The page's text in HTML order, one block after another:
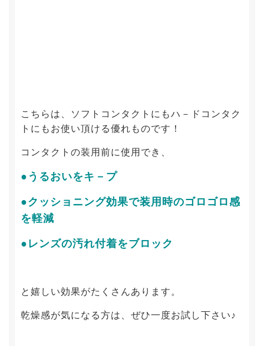
こちらは、ソフトコンタクトにもハ－ドコンタク
トにもお使い頂ける優れものです！
コンタクトの装用前に使用でき、
●うるおいをキ－プ
●クッショニング効果で装用時のゴロゴロ感
を軽減
●レンズの汚れ付着をブロック
と嬉しい効果がたくさんあります。
乾燥感が気になる方は、ぜひ一度お試し下さい♪